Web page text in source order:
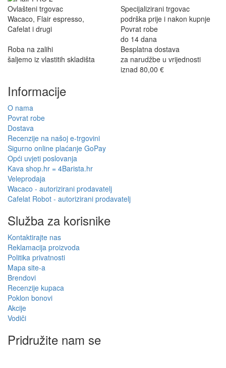
Ovlašteni trgovac
Wacaco, Flair espresso,
Cafelat i drugi
Specijalizirani trgovac
podrška prije i nakon kupnje
Povrat robe
do 14 dana
Roba na zalihi
šaljemo iz vlastitih skladišta
Besplatna dostava
za narudžbe u vrijednosti
iznad 80,00 €
Informacije
O nama
Povrat robe
Dostava
Recenzije na našoj e-trgovini
Sigurno online plaćanje GoPay
Opći uvjeti poslovanja
Kava shop.hr = 4Barista.hr
Veleprodaja
Wacaco - autorizirani prodavatelj
Cafelat Robot - autorizirani prodavatelj
Služba za korisnike
Kontaktirajte nas
Reklamacija proizvoda
Politika privatnosti
Mapa site-a
Brendovi
Recenzije kupaca
Poklon bonovi
Akcije
Vodiči
Pridružite nam se